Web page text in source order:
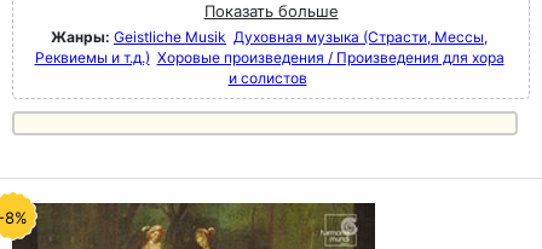
Показать больше
Жанры: Geistliche Musik Духовная музыка (Страсти, Мессы,
Реквиемы и т.д.) Хоровые произведения / Произведения для хора
и солистов
8%